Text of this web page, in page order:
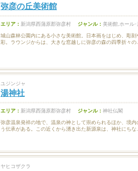
弥彦の丘美術館
エリア： 新潟県西蒲原郡弥彦村 ジャンル： 美術館,ホール
城山森林公園内にある小さな美術館。日本画をはじめ、彫
彩。ラウンジからは、大きな窓越しに弥彦の森の四季折々の
ユジンジャ
湯神社
エリア： 新潟県西蒲原郡弥彦村 ジャンル： 神社仏閣
弥彦温泉発祥の地で、温泉の神として崇められるほか、境
う伝承がある。この近くから湧き出た新源泉は、神社にちな
ヤヒコザクラ